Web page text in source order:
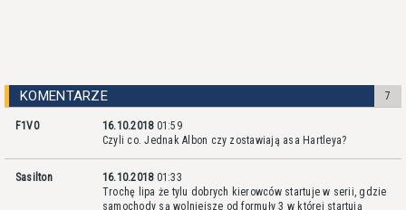
KOMENTARZE 7
F1V0 16.10.2018 01:59
Czyli co. Jednak Albon czy zostawiają asa Hartleya?
Sasilton 16.10.2018 01:33
Trochę lipa że tylu dobrych kierowców startuje w serii, gdzie
samochody są wolniejsze od formuły 3 w której startują